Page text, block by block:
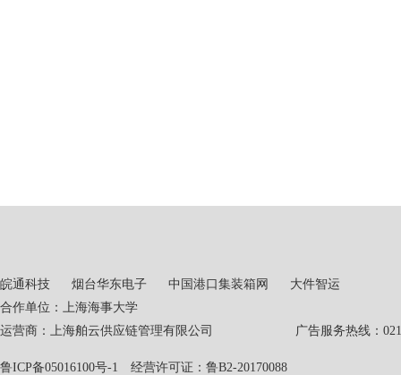
皖通科技 烟台华东电子 中国港口集装箱网
大件智运
合作单位：上海海事大学
运营商：上海舶云供应链管理有限公司 广告服务热线：021-
鲁ICP备05016100号-1 经营许可证：鲁B2-20170088